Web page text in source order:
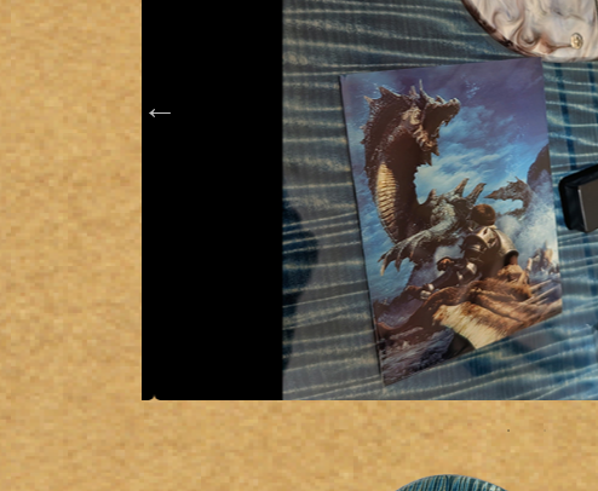
SAKURA
エレキギター
SeventySeven
キャンペーン・
イベント情報か
ら探す
アーティストを
探す
Bacchus
Guitars
Headway
Momose
Custom Craft
Guitars
SeventySeven
STR Guitars
SH Guitars
プ情報
新製品
リリー
ス情報
メディ
ア情報
キャン
ペー
ン・イ
ベント
情報
アー
ティス
ト
ファク
トリー
見学
ご予
約
採用
情報
SDGs
への
取り
組み
ディバ
イザー
オンラ
インス
トア